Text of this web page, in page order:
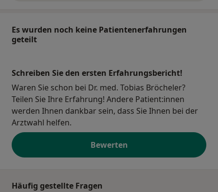
Es wurden noch keine Patientenerfahrungen
geteilt
Schreiben Sie den ersten Erfahrungsbericht!
Waren Sie schon bei Dr. med. Tobias Bröcheler?
Teilen Sie Ihre Erfahrung! Andere Patient:innen
werden Ihnen dankbar sein, dass Sie Ihnen bei der
Arztwahl helfen.
Bewerten
Häufig gestellte Fragen